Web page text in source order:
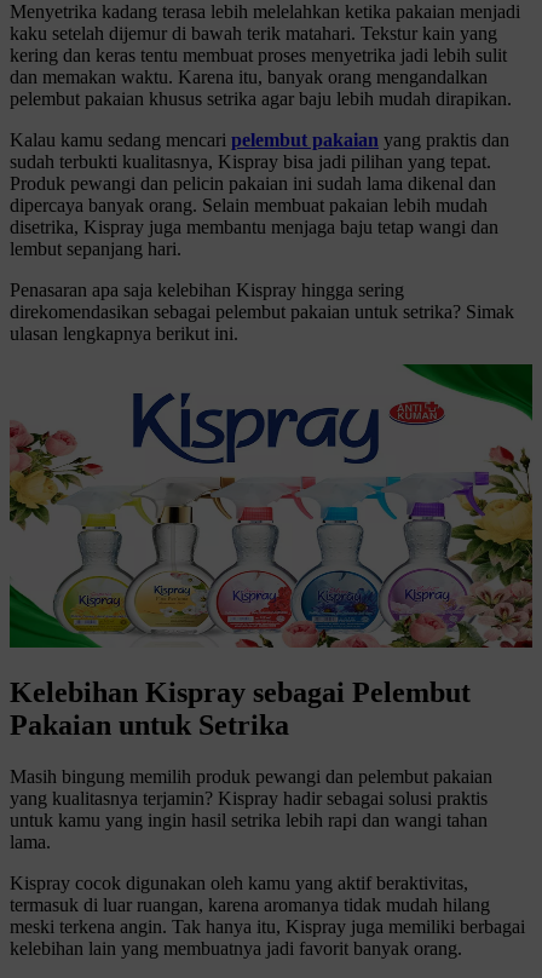
Menyetrika kadang terasa lebih melelahkan ketika pakaian menjadi
kaku setelah dijemur di bawah terik matahari. Tekstur kain yang
kering dan keras tentu membuat proses menyetrika jadi lebih sulit
dan memakan waktu. Karena itu, banyak orang mengandalkan
pelembut pakaian khusus setrika agar baju lebih mudah dirapikan.
Kalau kamu sedang mencari pelembut pakaian yang praktis dan
sudah terbukti kualitasnya, Kispray bisa jadi pilihan yang tepat.
Produk pewangi dan pelicin pakaian ini sudah lama dikenal dan
dipercaya banyak orang. Selain membuat pakaian lebih mudah
disetrika, Kispray juga membantu menjaga baju tetap wangi dan
lembut sepanjang hari.
Penasaran apa saja kelebihan Kispray hingga sering
direkomendasikan sebagai pelembut pakaian untuk setrika? Simak
ulasan lengkapnya berikut ini.
Kelebihan Kispray sebagai Pelembut
Pakaian untuk Setrika
Masih bingung memilih produk pewangi dan pelembut pakaian
yang kualitasnya terjamin? Kispray hadir sebagai solusi praktis
untuk kamu yang ingin hasil setrika lebih rapi dan wangi tahan
lama.
Kispray cocok digunakan oleh kamu yang aktif beraktivitas,
termasuk di luar ruangan, karena aromanya tidak mudah hilang
meski terkena angin. Tak hanya itu, Kispray juga memiliki berbagai
kelebihan lain yang membuatnya jadi favorit banyak orang.